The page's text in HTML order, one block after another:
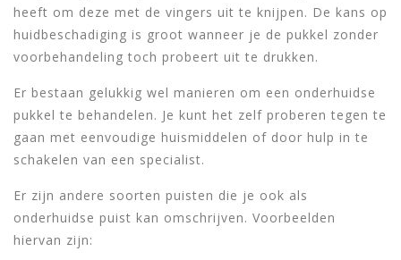
heeft om deze met de vingers uit te knijpen. De kans op
huidbeschadiging is groot wanneer je de pukkel zonder
voorbehandeling toch probeert uit te drukken.
Er bestaan gelukkig wel manieren om een onderhuidse
pukkel te behandelen. Je kunt het zelf proberen tegen te
gaan met eenvoudige huismiddelen of door hulp in te
schakelen van een specialist.
Er zijn andere soorten puisten die je ook als
onderhuidse puist kan omschrijven. Voorbeelden
hiervan zijn: